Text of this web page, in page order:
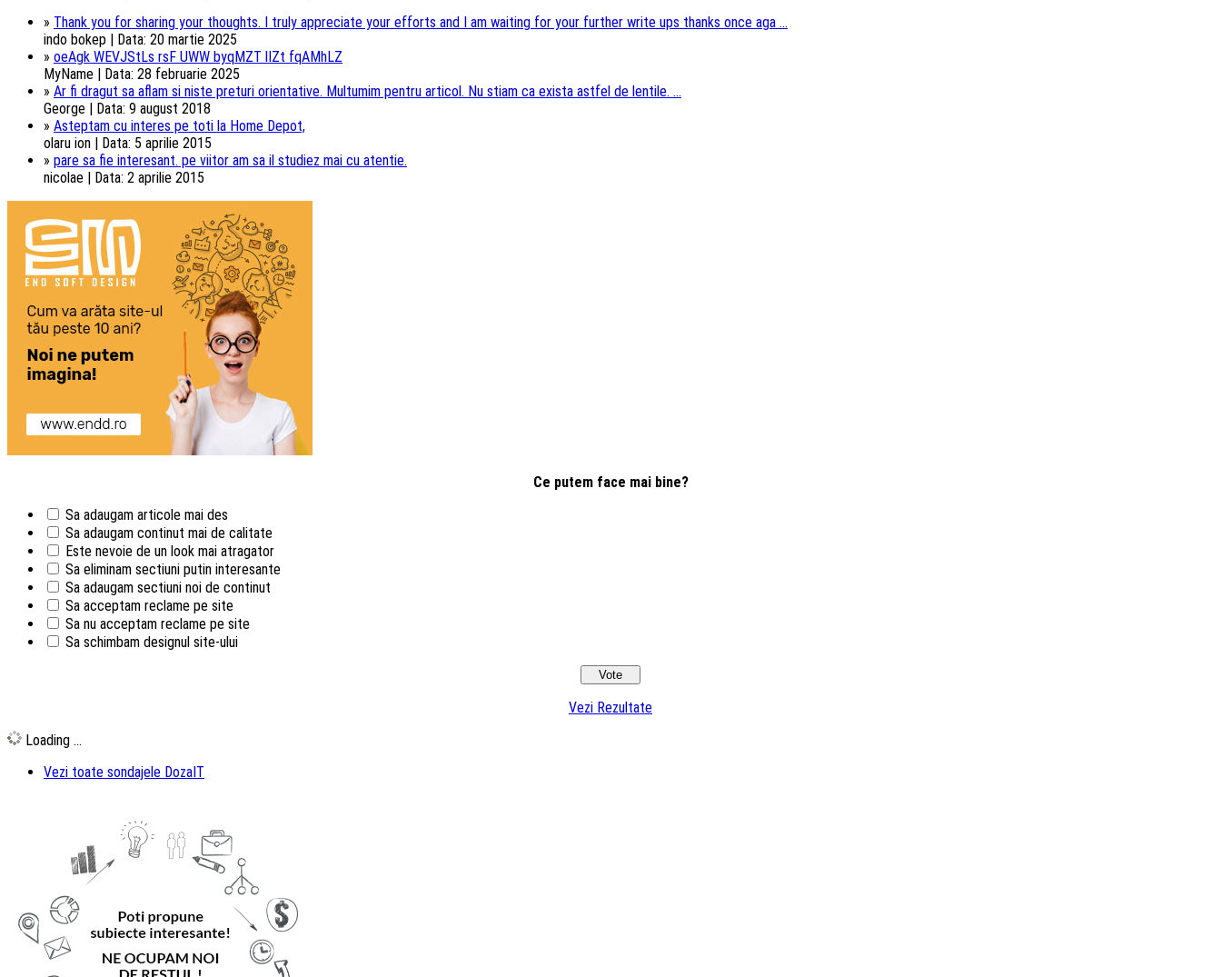
» Thank you for sharing your thoughts. I truly appreciate your efforts and I am waiting for your further write ups thanks once aga ...
indo bokep | Data: 20 martie 2025
» oeAgk WEVJStLs rsF UWW byqMZT lIZt fqAMhLZ
MyName | Data: 28 februarie 2025
» Ar fi dragut sa aflam si niste preturi orientative. Multumim pentru articol. Nu stiam ca exista astfel de lentile. ...
George | Data: 9 august 2018
» Asteptam cu interes pe toti la Home Depot,
olaru ion | Data: 5 aprilie 2015
» pare sa fie interesant. pe viitor am sa il studiez mai cu atentie.
nicolae | Data: 2 aprilie 2015
Ce putem face mai bine?
Sa adaugam articole mai des
Sa adaugam continut mai de calitate
Este nevoie de un look mai atragator
Sa eliminam sectiuni putin interesante
Sa adaugam sectiuni noi de continut
Sa acceptam reclame pe site
Sa nu acceptam reclame pe site
Sa schimbam designul site-ului
Vezi Rezultate
Loading ...
Vezi toate sondajele DozaIT